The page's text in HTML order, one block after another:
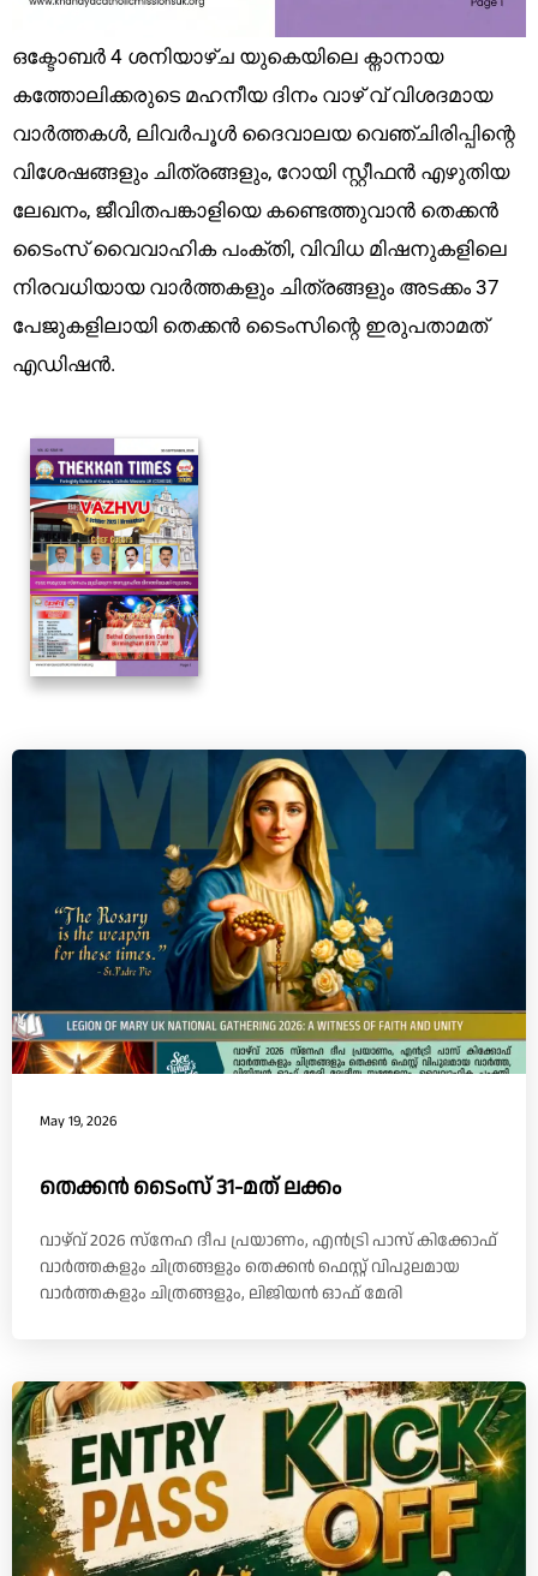
ഒക്ടോബർ 4 ശനിയാഴ്ച യുകെയിലെ ക്നാനായ
കത്തോലിക്കരുടെ മഹനീയ ദിനം വാഴ് വ് വിശദമായ
വാർത്തകൾ, ലിവർപൂൾ ദൈവാലയ വെഞ്ചിരിപ്പിന്റെ
വിശേഷങ്ങളും ചിത്രങ്ങളും, റോയി സ്റ്റീഫൻ എഴുതിയ
ലേഖനം, ജീവിതപങ്കാളിയെ കണ്ടെത്തുവാൻ തെക്കൻ
ടൈംസ് വൈവാഹിക പംക്തി, വിവിധ മിഷനുകളിലെ
നിരവധിയായ വാർത്തകളും ചിത്രങ്ങളും അടക്കം 37
പേജുകളിലായി തെക്കൻ ടൈംസിന്റെ ഇരുപതാമത്
എഡിഷൻ.
May 19, 2026
തെക്കൻ ടൈംസ് 31-മത് ലക്കം
വാഴ്‌വ് 2026 സ്നേഹ ദീപ പ്രയാണം, എൻട്രി പാസ് കിക്കോഫ്
വാർത്തകളും ചിത്രങ്ങളും തെക്കൻ ഫെസ്റ്റ് വിപുലമായ
വാർത്തകളും ചിത്രങ്ങളും, ലിജിയൻ ഓഫ് മേരി